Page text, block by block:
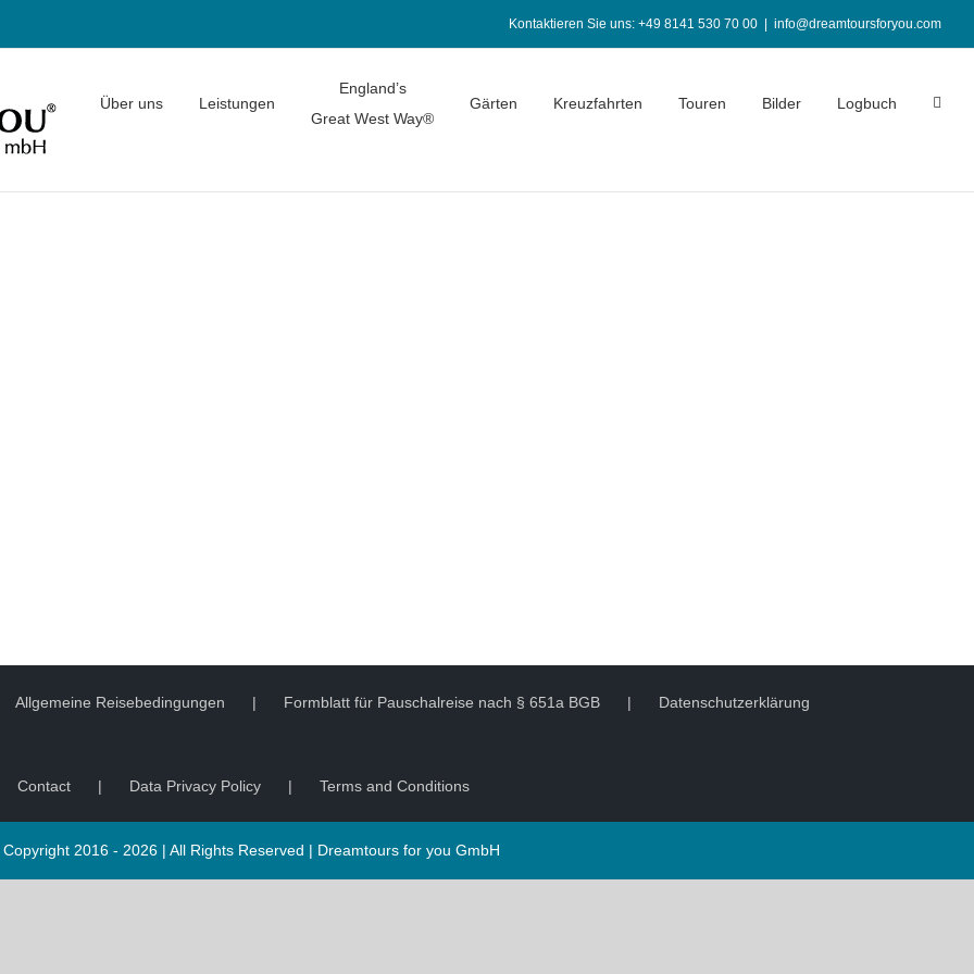
Kontaktieren Sie uns: +49 8141 530 70 00 info@dreamtoursforyou.com
Über uns Leistungen
England’s
Great West Way®
Gärten Kreuzfahrten Touren Bilder Logbuch
Allgemeine Reisebedingungen Formblatt für Pauschalreise nach § 651a BGB Datenschutzerklärung
Contact Data Privacy Policy Terms and Conditions
2016 - 2026 | All Rights Reserved | Dreamtours for you GmbH